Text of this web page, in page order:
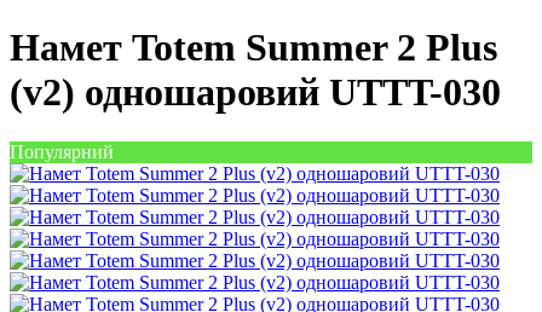
Намет Totem Summer 2 Plus
(v2) одношаровий UTTT-030
Популярний